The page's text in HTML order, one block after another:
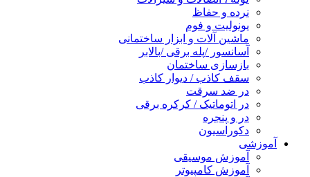
نرده و حفاظ
یونولیت و فوم
ماشین آلات و ابزار ساختمانی
آسانسور /پله برقی /بالابر
بازسازی ساختمان
سقف کاذب / دیوار کاذب
در ضد سرقت
در اتوماتیک / کرکره برقی
در و پنجره
دکوراسیون
آموزشی
آموزش موسیقی
آموزش کامپیوتر